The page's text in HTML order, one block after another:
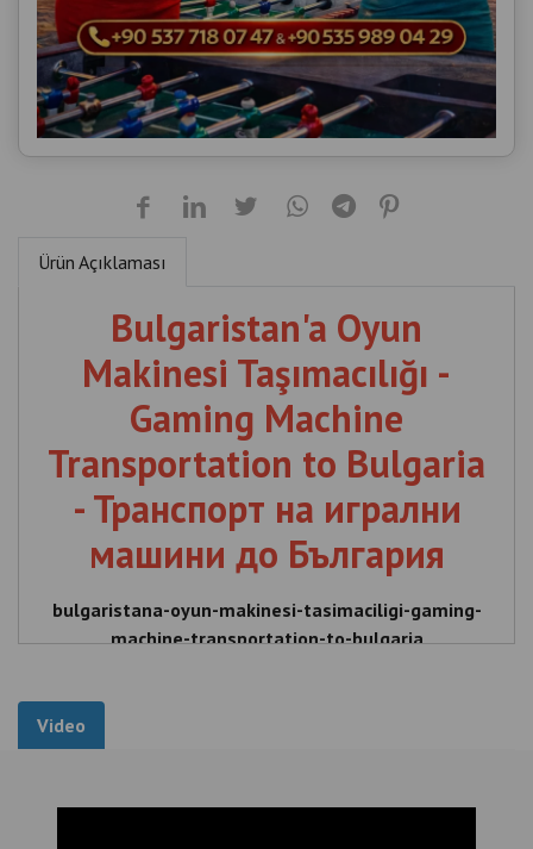
Ürün Açıklaması
Bulgaristan'a Oyun
Makinesi Taşımacılığı -
Gaming Machine
Transportation to Bulgaria
- Транспорт на игрални
машини до България
bulgaristana-oyun-makinesi-tasimaciligi-gaming-
machine-transportation-to-bulgaria
Machine Transportation to Bulgaria , Транспорт на
игрални машини до България , Bulgaristan'a , Oyun
Video